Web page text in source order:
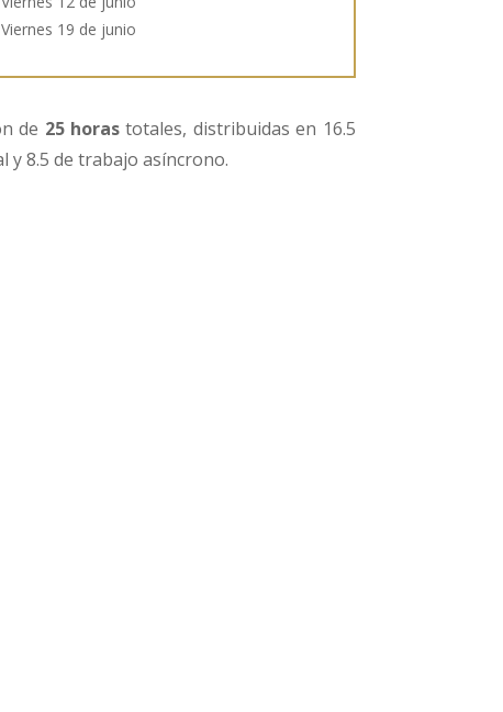
Viernes 19 de junio
de 25 horastotales, distribuidas en 16.5
y 8.5 de trabajo asíncrono.